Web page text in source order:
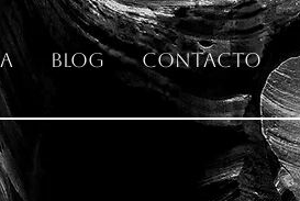
Blog Contacto